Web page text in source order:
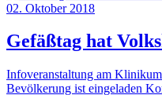
02. Oktober 2018
Gefäßtag hat
Infoveranstaltung am
Bevölkerung ist eingeladen